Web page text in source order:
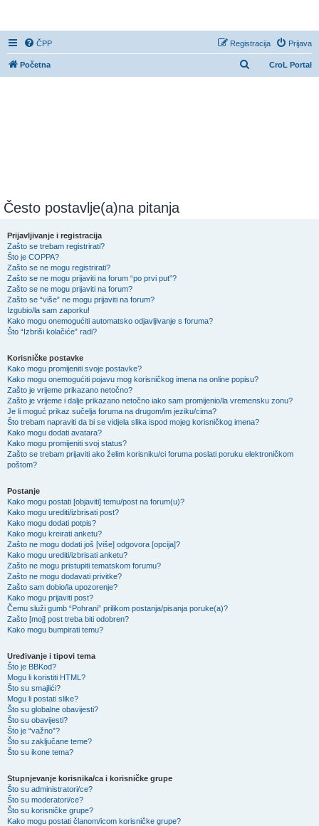
ČPP Prijava
Registracija
CroL Portal
Početna
Često postavlje(a)na pitanja
Prijavljivanje i registracija
Zašto se trebam registrirati?
Što je COPPA?
Zašto se ne mogu registrirati?
Zašto se ne mogu prijaviti na forum “po prvi put”?
Zašto se ne mogu prijaviti na forum?
Zašto se “više” ne mogu prijaviti na forum?
Izgubio/la sam zaporku!
Kako mogu onemogućiti automatsko odjavljivanje s foruma?
Što “Izbriši kolačiće” radi?
Korisničke postavke
Kako mogu promijeniti svoje postavke?
Kako mogu onemogućiti pojavu mog korisničkog imena na online popisu?
Zašto je vrijeme prikazano netočno?
Zašto je vrijeme i dalje prikazano netočno iako sam promijenio/la vremensku zonu?
Je li moguć prikaz sučelja foruma na drugom/im jeziku/cima?
Što trebam napraviti da bi se vidjela slika ispod mojeg korisničkog imena?
Kako mogu dodati avatara?
Kako mogu promijeniti svoj status?
Zašto se trebam prijaviti ako želim korisniku/ci foruma poslati poruku elektroničkom
poštom?
Postanje
Kako mogu postati [objaviti] temu/post na forum(u)?
Kako mogu urediti/izbrisati post?
Kako mogu dodati potpis?
Kako mogu kreirati anketu?
Zašto ne mogu dodati još [više] odgovora [opcija]?
Kako mogu urediti/izbrisati anketu?
Zašto ne mogu pristupiti tematskom forumu?
Zašto ne mogu dodavati privitke?
Zašto sam dobio/la upozorenje?
Kako mogu prijaviti post?
Čemu služi gumb “Pohrani” prilikom postanja/pisanja poruke(a)?
Zašto [moj] post treba biti odobren?
Kako mogu bumpirati temu?
Uređivanje i tipovi tema
Što je BBKod?
Mogu li koristiti HTML?
Što su smajlići?
Mogu li postati slike?
Što su globalne obavijesti?
Što su obavijesti?
Što je “važno”?
Što su zaključane teme?
Što su ikone tema?
Stupnjevanje korisnika/ca i korisničke grupe
Što su administratori/ce?
Što su moderatori/ce?
Što su korisničke grupe?
Kako mogu postati članom/icom korisničke grupe?